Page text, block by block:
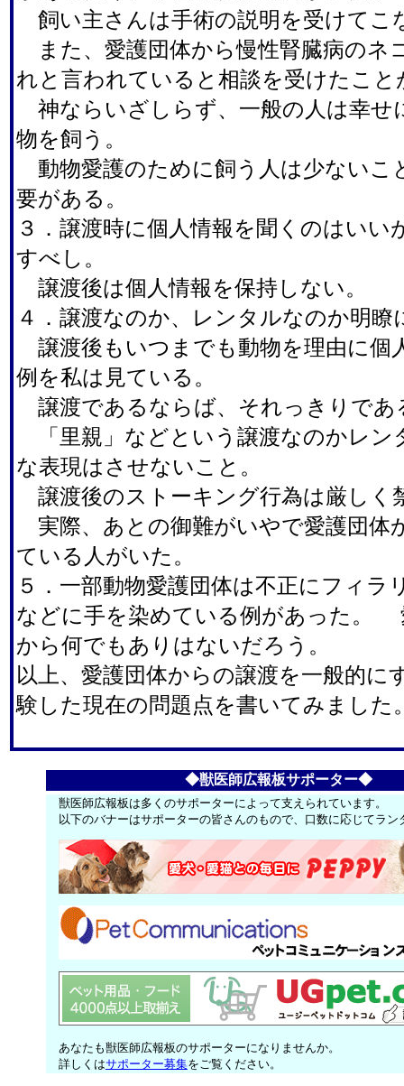
飼い主さんは手術の説明を受けてこ
また、愛護団体から慢性腎臓病のネ
れと言われていると相談を受けたこと
神ならいざしらず、一般の人は幸せ
物を飼う。
動物愛護のために飼う人は少ないこ
要がある。
３．譲渡時に個人情報を聞くのはいい
すべし。
譲渡後は個人情報を保持しない。
４．譲渡なのか、レンタルなのか明瞭
譲渡後もいつまでも動物を理由に個
例を私は見ている。
譲渡であるならば、それっきりであ
「里親」などという譲渡なのかレン
な表現はさせないこと。
譲渡後のストーキング行為は厳しく
実際、あとの御難がいやで愛護団体
ている人がいた。
５．一部動物愛護団体は不正にフィラ
などに手を染めている例があった。
から何でもありはないだろう。
以上、愛護団体からの譲渡を一般的に
験した現在の問題点を書いてみました
◆獣医師広報板サポーター◆
獣医師広報板は多くのサポーターによって支えられています。
以下のバナーはサポーターの皆さんのもので、口数に応じてラ
あなたも獣医師広報板のサポーターになりませんか。
詳しくはサポーター募集をご覧ください。